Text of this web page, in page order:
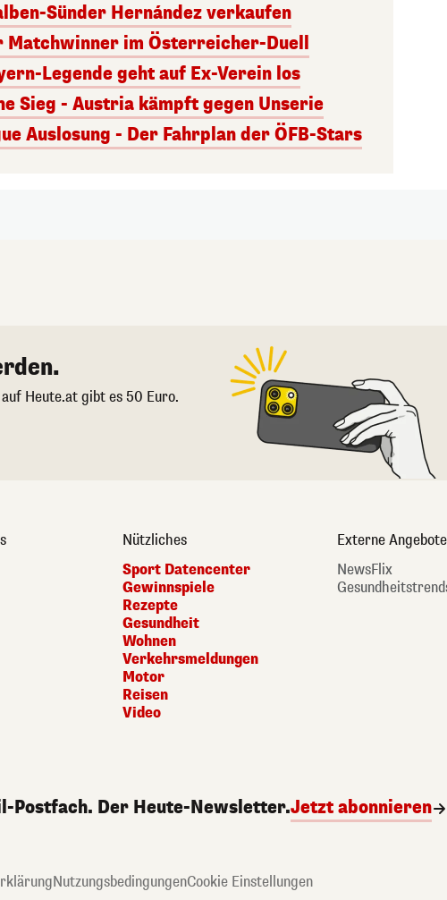
Sünder Hernández verkaufen
Matchwinner im Österreicher-Duell
Legende geht auf Ex-Verein los
Sieg - Austria kämpft gegen Unserie
Auslosung - Der Fahrplan der ÖFB-Stars
Heute.at gibt es 50 Euro.
Nützliches
Sport Datencenter
Gewinnspiele
Rezepte
Gesundheit
Wohnen
Verkehrsmeldungen
Motor
Reisen
Video
Externe Angebote
NewsFlix
Postfach. Der Heute-Newsletter.Jetzt abonnieren
NutzungsbedingungenCookie Einstellungen